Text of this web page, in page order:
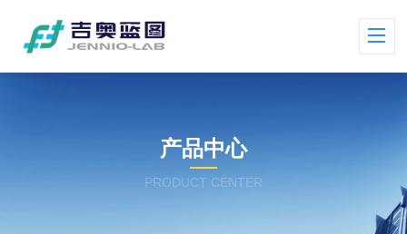
产品中心
PRODUCT CENTER